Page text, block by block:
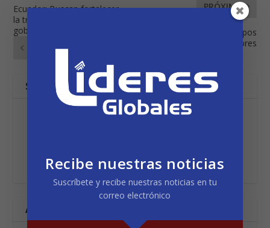
Ecuador: Buscan fortalecer
la transparencia en los
gobiernos locales
ANTERIOR
PRÓXIMO
Naranjo: Vamos a tiempos
mejores
SOBRE EL AUTOR
Líderes Globales
ARTÍCULOS RELACIONADOS
Recibe nuestras noticias
Suscríbete y recibe nuestras noticias en tu
correo electrónico